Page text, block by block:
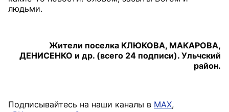
людьми.
Жители поселка КЛЮКОВА, МАКАРОВА,
ДЕНИСЕНКО и др. (всего 24 подписи). Ульчский
район.
Подписывайтесь на наши каналы в MAX,